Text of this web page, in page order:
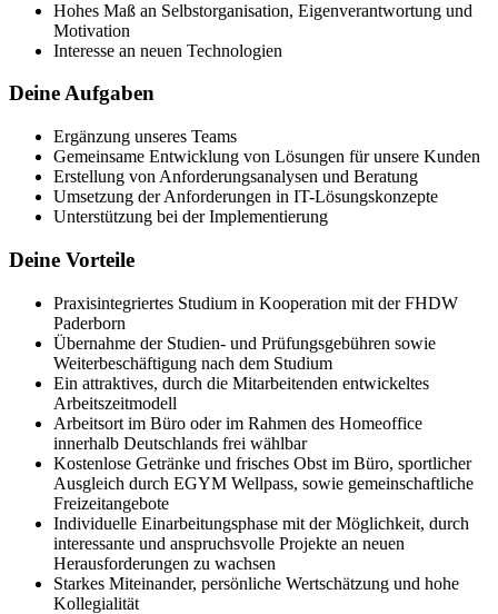
Hohes Maß an Selbstorganisation, Eigenverantwortung und
Motivation
Interesse an neuen Technologien
Deine Aufgaben
Ergänzung unseres Teams
Gemeinsame Entwicklung von Lösungen für unsere Kunden
Erstellung von Anforderungsanalysen und Beratung
Umsetzung der Anforderungen in IT-Lösungskonzepte
Unterstützung bei der Implementierung
Deine Vorteile
Praxisintegriertes Studium in Kooperation mit der FHDW
Paderborn
Übernahme der Studien- und Prüfungsgebühren sowie
Weiterbeschäftigung nach dem Studium
Ein attraktives, durch die Mitarbeitenden entwickeltes
Arbeitszeitmodell
Arbeitsort im Büro oder im Rahmen des Homeoffice
innerhalb Deutschlands frei wählbar
Kostenlose Getränke und frisches Obst im Büro, sportlicher
Ausgleich durch EGYM Wellpass, sowie gemeinschaftliche
Freizeitangebote
Individuelle Einarbeitungsphase mit der Möglichkeit, durch
interessante und anspruchsvolle Projekte an neuen
Herausforderungen zu wachsen
Starkes Miteinander, persönliche Wertschätzung und hohe
Kollegialität